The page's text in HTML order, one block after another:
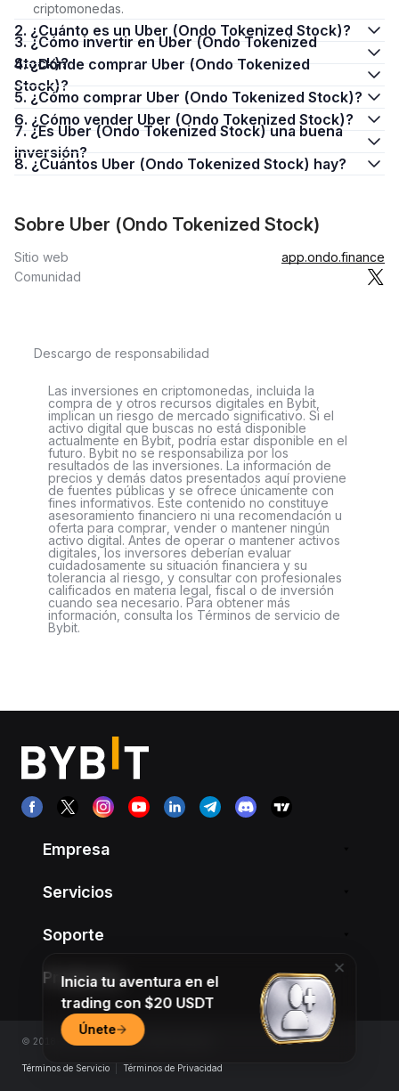
criptomonedas.
2. ¿Cuánto es un Uber (Ondo Tokenized Stock)?
3. ¿Cómo invertir en Uber (Ondo Tokenized
Stock)?
4. ¿Dónde comprar Uber (Ondo Tokenized
Stock)?
5. ¿Cómo comprar Uber (Ondo Tokenized Stock)?
6. ¿Cómo vender Uber (Ondo Tokenized Stock)?
7. ¿Es Uber (Ondo Tokenized Stock) una buena
inversión?
8. ¿Cuántos Uber (Ondo Tokenized Stock) hay?
Sobre Uber (Ondo Tokenized Stock)
Sitio web
app.ondo.finance
Comunidad
Descargo de responsabilidad
Las inversiones en criptomonedas, incluida la
compra de y otros recursos digitales en Bybit,
implican un riesgo de mercado significativo. Si el
activo digital que buscas no está disponible
actualmente en Bybit, podría estar disponible en el
futuro. Bybit no se responsabiliza por los
resultados de las inversiones. La información de
precios y demás datos presentados aquí proviene
de fuentes públicas y se ofrece únicamente con
fines informativos. Este contenido no constituye
asesoramiento financiero ni una recomendación u
oferta para comprar, vender o mantener ningún
activo digital. Antes de operar o mantener activos
digitales, los inversores deberían evaluar
cuidadosamente su situación financiera y su
tolerancia al riesgo, y consultar con profesionales
calificados en materia legal, fiscal o de inversión
cuando sea necesario. Para obtener más
información, consulta los Términos de servicio de
Bybit.
Empresa
Servicios
Soporte
Productos
© 2018-2026 Bybit.com. All rights reserved.
Términos de Servicio Términos de Privacidad
Inicia tu aventura en el
trading con $20 USDT
Únete